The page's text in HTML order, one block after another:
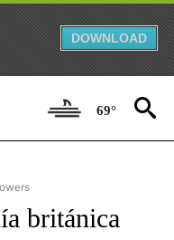
DOWNLOAD
69°
SPANISH" TO RECEIVE
británica